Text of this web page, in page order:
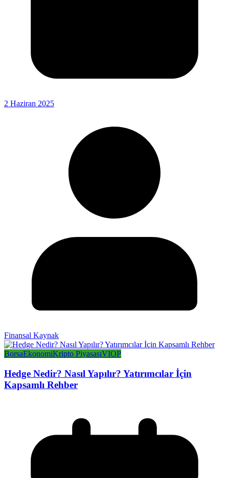
2 Haziran 2025
Finansal Kaynak
BorsaEkonomiKripto PiyasasıVIOP
Hedge Nedir? Nasıl Yapılır? Yatırımcılar İçin
Kapsamlı Rehber